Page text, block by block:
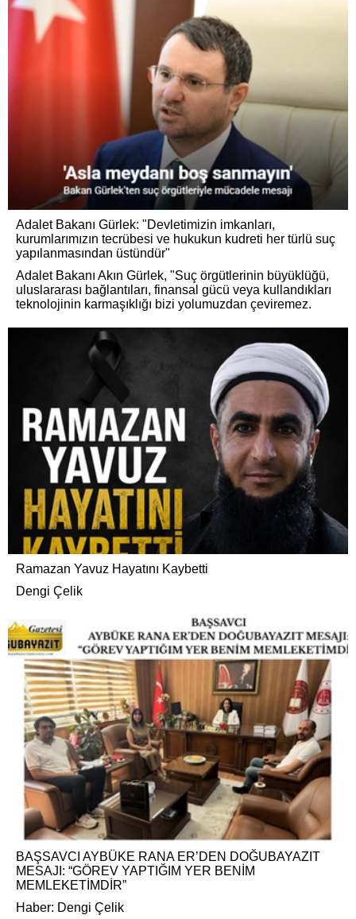
Adalet Bakanı Gürlek: "Devletimizin imkanları,
kurumlarımızın tecrübesi ve hukukun kudreti her türlü suç
yapılanmasından üstündür"
Adalet Bakanı Akın Gürlek, "Suç örgütlerinin büyüklüğü,
uluslararası bağlantıları, finansal gücü veya kullandıkları
teknolojinin karmaşıklığı bizi yolumuzdan çeviremez.
Ramazan Yavuz Hayatını Kaybetti
Dengi Çelik
BAŞSAVCI AYBÜKE RANA ER’DEN DOĞUBAYAZIT
MESAJI: “GÖREV YAPTIĞIM YER BENİM
MEMLEKETİMDİR”
Haber: Dengi Çelik